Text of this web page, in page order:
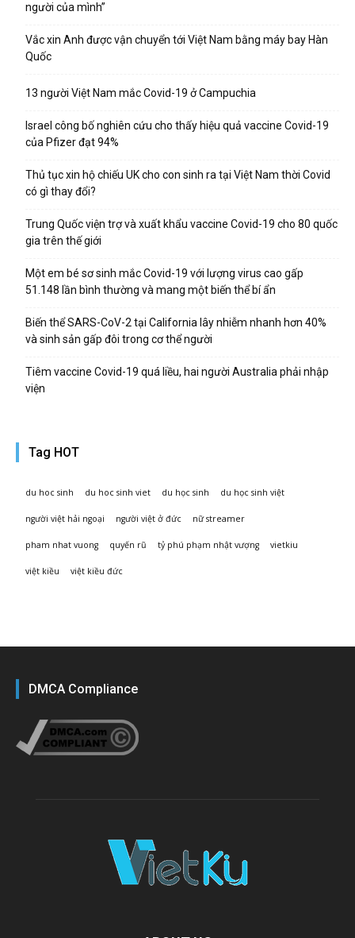
người của mình”
Vắc xin Anh được vận chuyển tới Việt Nam bằng máy bay Hàn
Quốc
13 người Việt Nam mắc Covid-19 ở Campuchia
Israel công bố nghiên cứu cho thấy hiệu quả vaccine Covid-19
của Pfizer đạt 94%
Thủ tục xin hộ chiếu UK cho con sinh ra tại Việt Nam thời Covid
có gì thay đổi?
Trung Quốc viện trợ và xuất khẩu vaccine Covid-19 cho 80 quốc
gia trên thế giới
Một em bé sơ sinh mắc Covid-19 với lượng virus cao gấp
51.148 lần bình thường và mang một biến thể bí ẩn
Biến thể SARS-CoV-2 tại California lây nhiễm nhanh hơn 40%
và sinh sản gấp đôi trong cơ thể người
Tiêm vaccine Covid-19 quá liều, hai người Australia phải nhập
viện
Tag HOT
du hoc sinh du hoc sinh viet du học sinh du học sinh việt
người việt hải ngoại người việt ở đức nữ streamer
pham nhat vuong quyến rũ tỷ phú phạm nhật vượng vietkiu
việt kiều việt kiều đức
DMCA Compliance